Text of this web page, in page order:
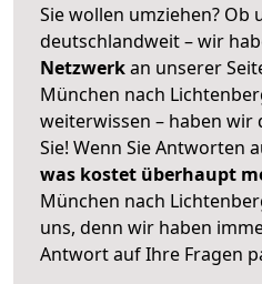
Sie wollen umziehen? Ob
deutschlandweit – wir
Netzwerkan unserer
München nach
weiterwissen – haben
Sie! Wenn Sie Antworten
was kostet überhaupt
München nach
uns, denn wir haben
Antwort auf Ihre Fragen